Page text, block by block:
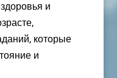
и
которые
и